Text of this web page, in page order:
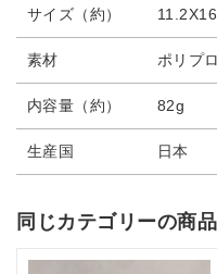
サイズ（約）
素材 ポリプ
内容量（約） 82g
生産国 日本
同じカテゴリーの商品